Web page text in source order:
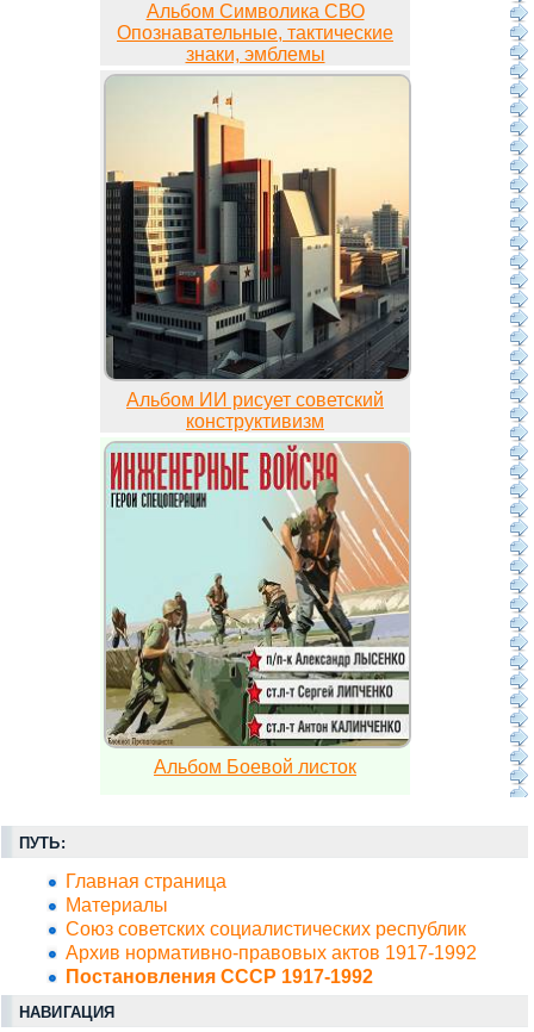
Альбом Символика СВО
Опознавательные, тактические
знаки, эмблемы
Альбом ИИ рисует советский
конструктивизм
Альбом Боевой листок
ПУТЬ:
Главная страница
Материалы
Союз советских социалистических республик
Архив нормативно-правовых актов 1917-1992
Постановления СССР 1917-1992
НАВИГАЦИЯ